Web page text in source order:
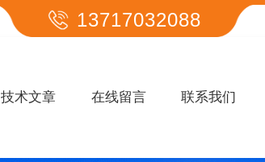
13717032088
技术文章 在线留言 联系我们